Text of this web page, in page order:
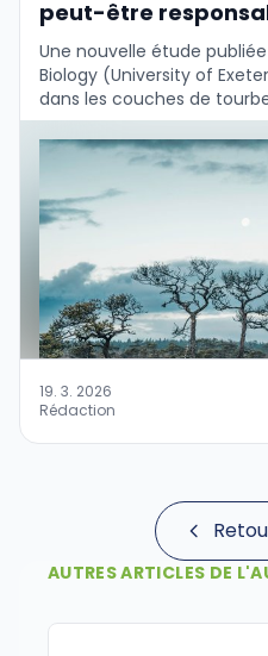
peut-être
Une nouvelle étude
Biology (University of
dans les couches de
a reconstruit l'histoire des
19. 3. 2026
Rédaction
AUTRES ARTICLES DE